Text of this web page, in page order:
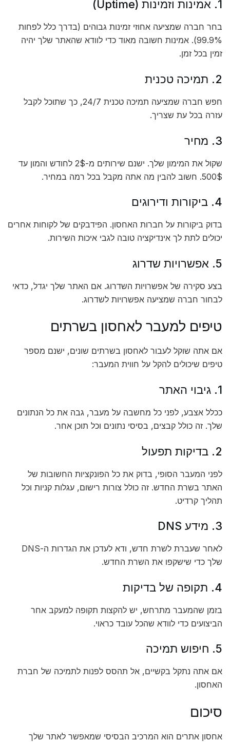
1. אמינות וזמינות (Uptime)
בחר חברה שמציעה אחוזי זמינות גבוהים (בדרך כלל לפחות
99.9%). אמינות חשובה מאוד כדי לוודא שהאתר שלך יהיה
זמין בכל זמן.
2. תמיכה טכנית
חפש חברה שמציעה תמיכה טכנית 24/7, כך שתוכל לקבל
עזרה בכל עת שצריך.
3. מחיר
שקול את המימון שלך. ישנם שירותים מ-2$ לחודש והמון עד
500$. חשוב להבין מה אתה מקבל בכל רמה במחיר.
4. ביקורות ודירוגים
בדוק ביקורות על חברות האחסון. הפידבקים של לקוחות אחרים
יכולים לתת לך אינדיקציה טובה לגבי איכות השירות.
5. אפשרויות שדרוג
בצע סקירה של אפשרויות השדרוג. אם האתר שלך יגדל, כדאי
לבחור חברה שמציעה אפשרויות לשדרוג.
טיפים למעבר לאחסון בשרתים
אם אתה שוקל לעבור לאחסון בשרתים שונים, ישנם מספר
טיפים שיכולים להקל על חווית המעבר:
1. גיבוי האתר
ככלל אצבע, לפני כל מחשבה על מעבר, גבה את כל הנתונים
שלך. זה כולל קבצים, בסיסי נתונים וכל תוכן אחר.
2. בדיקות תפעול
לפני המעבר הסופי, בדוק את כל הפונקציות החשובות של
האתר בשרת החדש. זה כולל צורות רישום, עגלות קניות וכל
תהליך קרדיט.
3. מידע DNS
לאחר שעברת לשרת חדש, ודא לעדכן את הגדרות ה-DNS
שלך כדי שישקפו את השרת החדש.
4. תקופה של בדיקות
בזמן שהמעבר מתרחש, יש להקצות תקופה למעקב אחר
הביצועים כדי לוודא שהכל עובד כראוי.
5. חיפוש תמיכה
אם אתה נתקל בקשיים, אל תהסס לפנות לתמיכה של חברת
האחסון.
סיכום
אחסון אתרים הוא המרכיב הבסיסי שמאפשר לאתר שלך